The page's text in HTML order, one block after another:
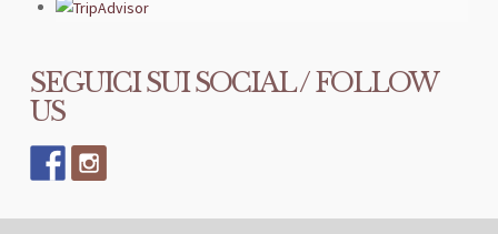
SEGUICI SUI SOCIAL / FOLLOW
US